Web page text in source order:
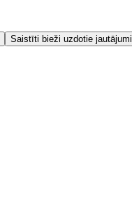
Saistīti bieži uzdotie jautājumi